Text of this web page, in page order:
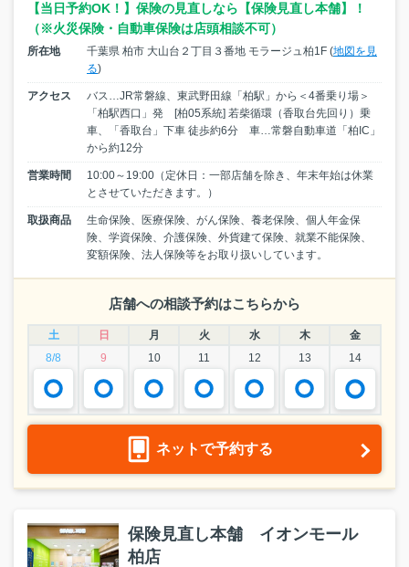
【当日予約OK！】保険の見直しなら【保険見直し本舗】！
（※火災保険・自動車保険は店頭相談不可）
所在地 千葉県 柏市 大山台２丁目３番地 モラージュ柏1F (地図を見
る)
アクセス
バス…JR常磐線、東武野田線「柏駅」から＜4番乗り場＞
「柏駅西口」発 [柏05系統] 若柴循環（香取台先回り）乗
車、「香取台」下車 徒歩約6分 車…常磐自動車道「柏IC」
から約12分
営業時間
10:00～19:00（定休日：一部店舗を除き、年末年始は休業
とさせていただきます。）
取扱商品
生命保険、医療保険、がん保険、養老保険、個人年金保
険、学資保険、介護保険、外貨建て保険、就業不能保険、
変額保険、法人保険等をお取り扱いしています。
店舗への相談予約はこちらから
土 日 月 火 水 木
金
8/8
9 10 11 12 13 14
ネットで予約する
保険見直し本舗 イオンモール
柏店